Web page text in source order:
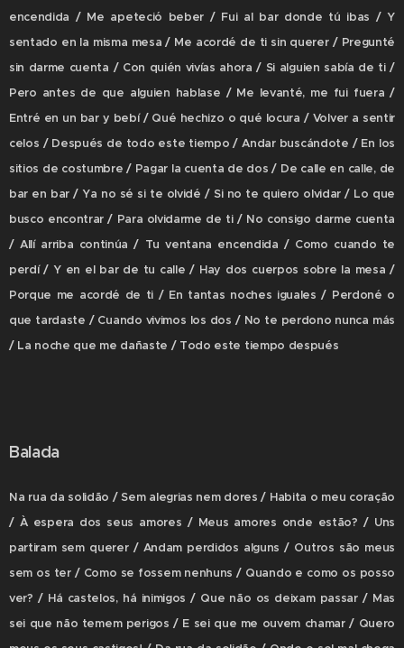
encendida / Me apeteció beber / Fui al bar donde tú ibas / Y
sentado en la misma mesa / Me acordé de ti sin querer / Pregunté
sin darme cuenta / Con quién vivías ahora / Si alguien sabía de ti /
Pero antes de que alguien hablase / Me levanté, me fui fuera /
Entré en un bar y bebí / Qué hechizo o qué locura / Volver a sentir
celos / Después de todo este tiempo / Andar buscándote / En los
sitios de costumbre / Pagar la cuenta de dos / De calle en calle, de
bar en bar / Ya no sé si te olvidé / Si no te quiero olvidar / Lo que
busco encontrar / Para olvidarme de ti / No consigo darme cuenta
/ Allí arriba continúa / Tu ventana encendida / Como cuando te
perdí / Y en el bar de tu calle / Hay dos cuerpos sobre la mesa /
Porque me acordé de ti / En tantas noches iguales / Perdoné o
que tardaste / Cuando vivimos los dos / No te perdono nunca más
/ La noche que me dañaste / Todo este tiempo después
Balada
Na rua da solidão / Sem alegrias nem dores / Habita o meu coração
/ À espera dos seus amores / Meus amores onde estão? / Uns
partiram sem querer / Andam perdidos alguns / Outros são meus
sem os ter / Como se fossem nenhuns / Quando e como os posso
ver? / Há castelos, há inimigos / Que não os deixam passar / Mas
sei que não temem perigos / E sei que me ouvem chamar / Quero